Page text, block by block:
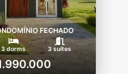
FECHADO
3 dorms 3 suítes